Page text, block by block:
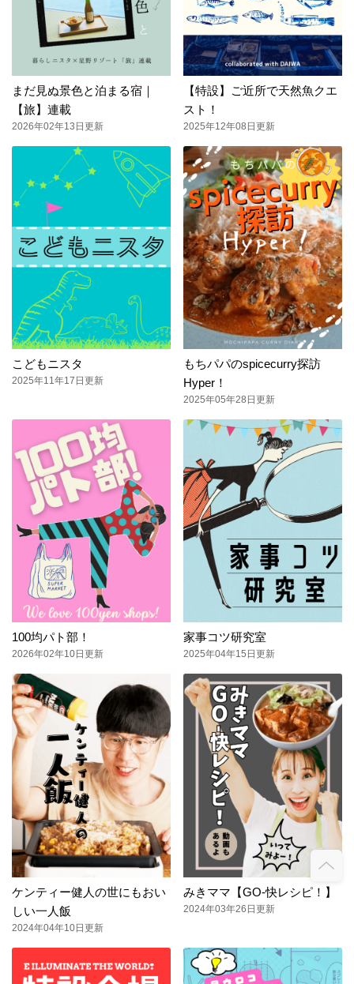
まだ見ぬ景色と泊まる宿｜
【旅】連載
2026年02年13日更新
【特設】ご近所で天然魚クエ
スト！
2025年12年08日更新
こどもニスタ
2025年11年17日更新
もちパパのspicecurry探訪
Hyper！
2025年05年28日更新
100均パト部！
2026年02年10日更新
家事コツ研究室
2025年04年15日更新
ケンティー健人の世にもおい
しい一人飯
2024年04年10日更新
みきママ【GO-快レシピ！】
2024年03年26日更新